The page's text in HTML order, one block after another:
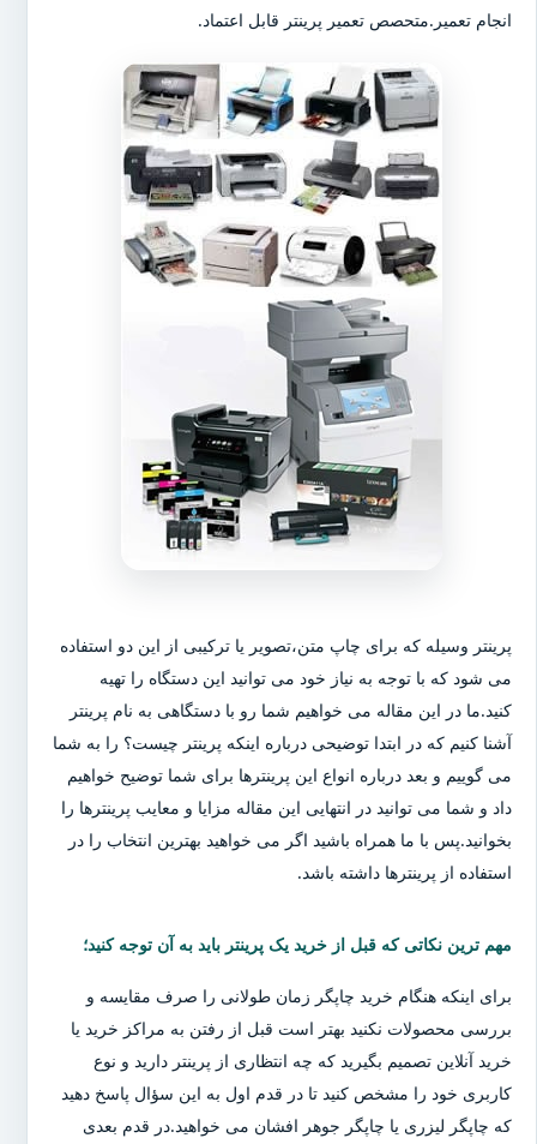
انجام تعمیر.متحصص تعمیر پرینتر قابل اعتماد.
پرینتر وسیله که برای چاپ متن،تصویر یا ترکیبی از این دو استفاده
می شود که با توجه به نیاز خود می توانید این دستگاه را تهیه
کنید.ما در این مقاله می خواهیم شما رو با دستگاهی به نام پرینتر
آشنا کنیم که در ابتدا توضیحی درباره اینکه پرینتر چیست؟ را به شما
می گوییم و بعد درباره انواع این پرینترها برای شما توضیح خواهیم
داد و شما می توانید در انتهایی این مقاله مزایا و معایب پرینترها را
بخوانید.پس با ما همراه باشید اگر می خواهید بهترین انتخاب را در
استفاده از پرینترها داشته باشد.
مهم ترین نکاتی که قبل از خرید یک پرینتر باید به آن توجه کنید؛
برای اینکه هنگام خرید چاپگر زمان طولانی را صرف مقایسه و
بررسی محصولات نکنید بهتر است قبل از رفتن به مراکز خرید یا
خرید آنلاین تصمیم بگیرید که چه انتظاری از پرینتر دارید و نوع
کاربری خود را مشخص کنید تا در قدم اول به این سؤال پاسخ دهید
که چاپگر لیزری یا چاپگر جوهر افشان می خواهید.در قدم بعدی